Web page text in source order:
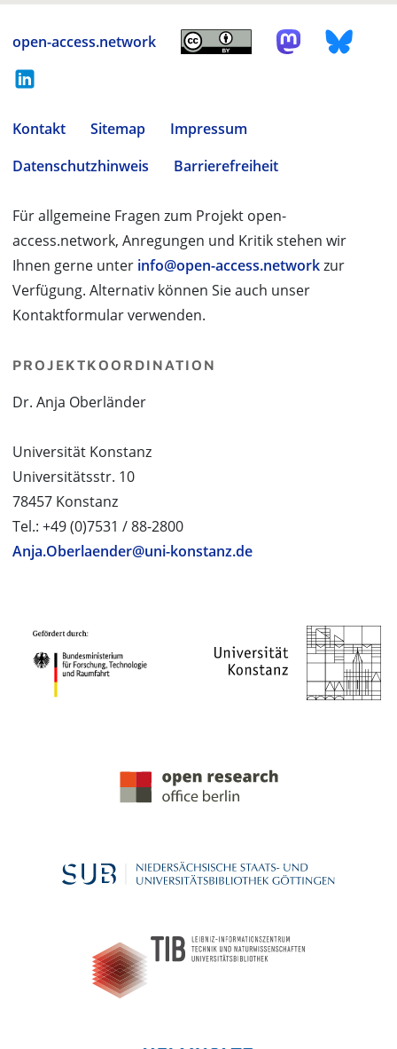
open-access.network
Kontakt Sitemap
Impressum
Datenschutzhinweis
Barrierefreiheit
Für allgemeine Fragen zum Projekt open-
access.network, Anregungen und Kritik stehen wir
Ihnen gerne unter info@open-access.networkzur
Verfügung. Alternativ können Sie auch unser
Kontaktformular verwenden.
PROJEKTKOORDINATION
Dr. Anja Oberländer
Universität Konstanz
Universitätsstr. 10
78457 Konstanz
Tel.: +49 (0)7531 / 88-2800
Anja.Oberlaender@uni-konstanz.de